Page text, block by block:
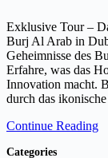
Exklusive Tour –
Burj Al Arab in
Geheimnisse des
Erfahre, was das
Innovation macht.
durch das
Continue Reading
Categories